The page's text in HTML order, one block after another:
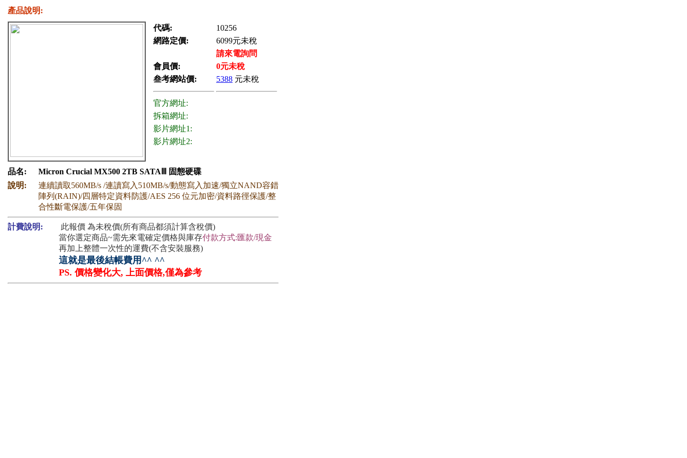
產品說明:
代碼:
10256
網路定價:
6099元未稅
請來電詢問
會員價:
0元未稅
叁考網站價:
5388 元未稅
官方網址:
拆箱網址:
影片網址1:
影片網址2:
品名:
Micron Crucial MX500 2TB SATAⅢ 固態硬碟
說明:
連續讀取560MB/s /連讀寫入510MB/s/動態寫入加速/獨立NAND容錯
陣列(RAIN)/四層特定資料防護/AES 256 位元加密/資料路徑保護/整
合性斷電保護/五年保固
計費說明:
此報價 為未稅價(所有商品都須計算含稅價)
當你選定商品~需先來電確定價格與庫存付款方式:匯款/現金
再加上整體一次性的運費(不含安裝服務)
這就是最後結帳費用^^ ^^
PS. 價格變化大, 上面價格,僅為參考